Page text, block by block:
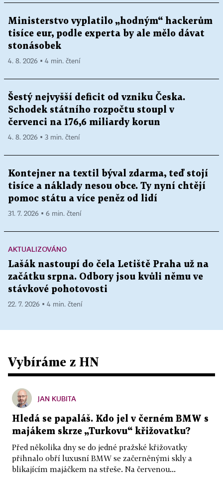
Ministerstvo vyplatilo „hodným“ hackerům
tisíce eur, podle experta by ale mělo dávat
stonásobek
4. 8. 2026 ▪ 4 min. čtení
Šestý nejvyšší deficit od vzniku Česka.
Schodek státního rozpočtu stoupl v
červenci na 176,6 miliardy korun
4. 8. 2026 ▪ 3 min. čtení
Kontejner na textil býval zdarma, teď stojí
tisíce a náklady nesou obce. Ty nyní chtějí
pomoc státu a více peněz od lidí
31. 7. 2026 ▪ 6 min. čtení
AKTUALIZOVÁNO
Lašák nastoupí do čela Letiště Praha už na
začátku srpna. Odbory jsou kvůli němu ve
stávkové pohotovosti
22. 7. 2026 ▪ 4 min. čtení
Vybíráme z HN
JAN KUBITA
Hledá se papaláš. Kdo jel v černém BMW s
majákem skrze „Turkovu“ křižovatku?
Před několika dny se do jedné pražské křižovatky
přihnalo obří luxusní BMW se začerněnými skly a
blikajícím majáčkem na střeše. Na červenou...